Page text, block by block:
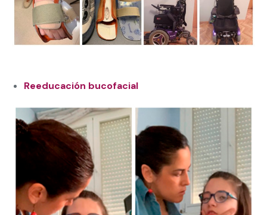
Reeducación bucofacial